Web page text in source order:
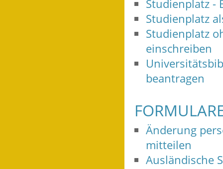
Studienplatz -
Studienplatz
Studienplatz
einschreiben
beantragen
Änderung
mitteilen
Ausländische